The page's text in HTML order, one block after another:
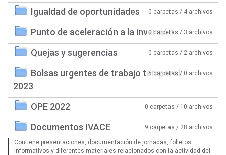
Igualdad de oportunidades 0 carpetas / 4 archivos
Punto de aceleración a la inversión0 carpetas / 3 archivos
Quejas y sugerencias 0 carpetas / 2 archivos
Bolsas urgentes de trabajo temporal
2023
5 carpetas / 0 archivos
OPE 2022 0 carpetas / 10 archivos
Documentos IVACE 9 carpetas / 28 archivos
Contiene presentaciones, documentación de jornadas, folletos
informativos y diferentes materiales relacionados con la actividad del